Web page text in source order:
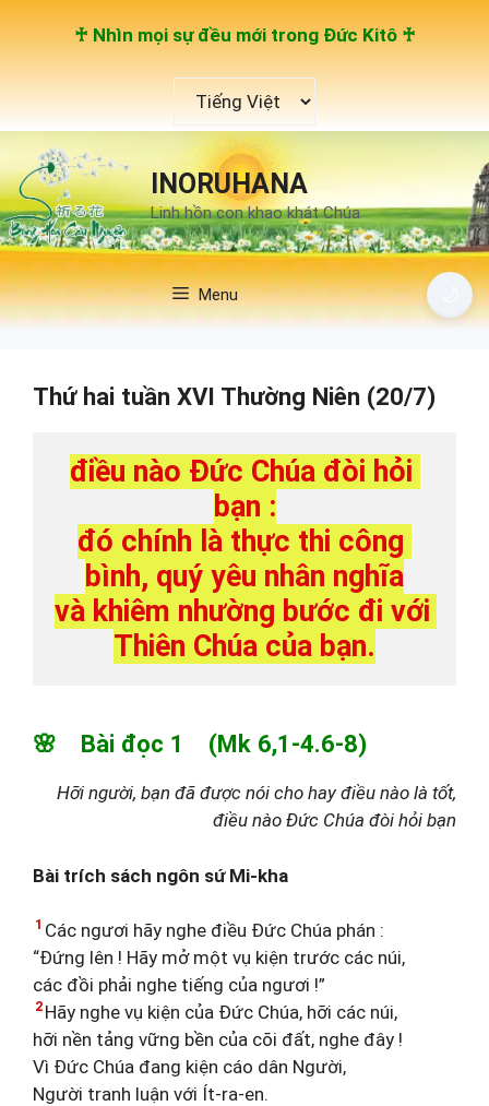
♰ Nhìn mọi sự đều mới trong Đức Kitô ♰
ngôn
ngữ
INORUHANA
Linh hồn con khao khát Chúa
Menu
Thứ hai tuần XVI Thường Niên (20/7)
điều nào Đức Chúa đòi hỏi
bạn :
đó chính là thực thi công
bình, quý yêu nhân nghĩa
và khiêm nhường bước đi với
Thiên Chúa của bạn.
🌸 Bài đọc 1 (Mk 6,1-4.6-8)
Hỡi người, bạn đã được nói cho hay điều nào là tốt,
điều nào Đức Chúa đòi hỏi bạn
Bài trích sách ngôn sứ Mi-kha
1 Các ngươi hãy nghe điều Đức Chúa phán :
“Đứng lên ! Hãy mở một vụ kiện trước các núi,
các đồi phải nghe tiếng của ngươi !”
2 Hãy nghe vụ kiện của Đức Chúa, hỡi các núi,
hỡi nền tảng vững bền của cõi đất, nghe đây !
Vì Đức Chúa đang kiện cáo dân Người,
Người tranh luận với Ít-ra-en.